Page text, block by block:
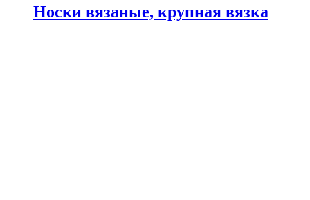
Носки вязаные, крупная вязка